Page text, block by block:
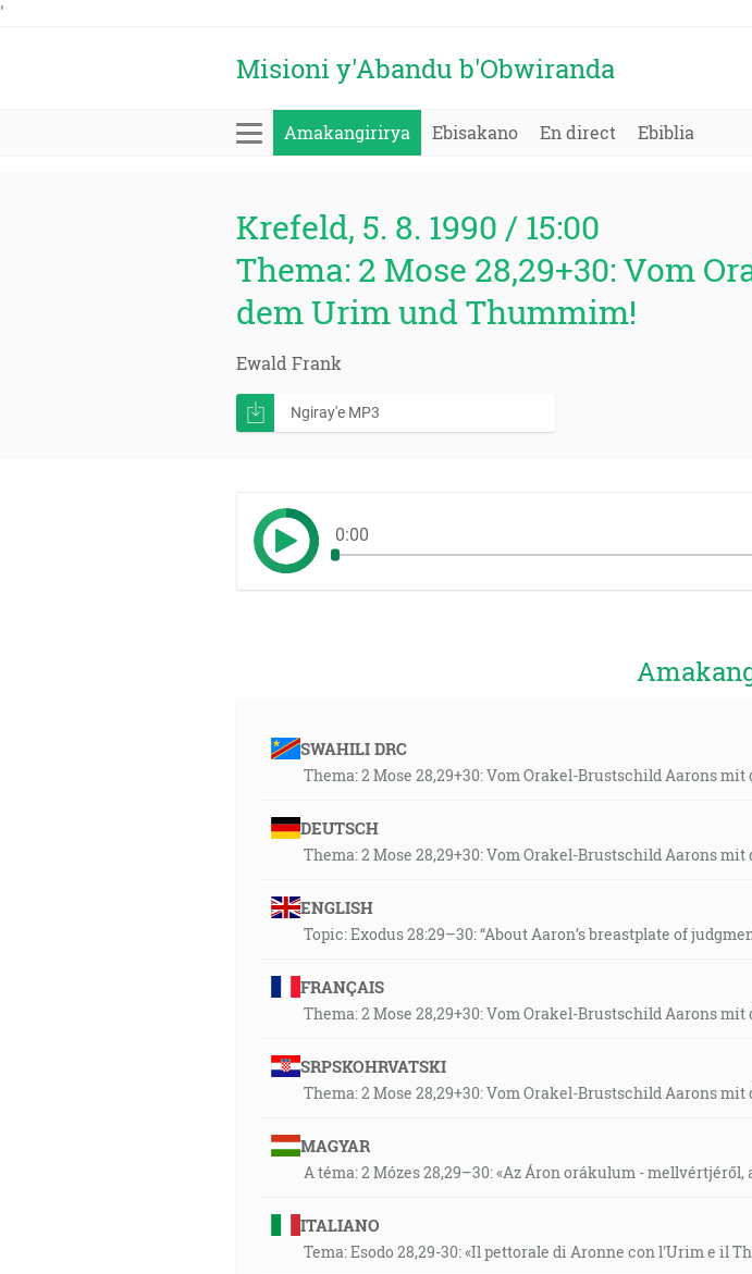
'
Misioni y'Abandu b'Obwiranda
Amakangirirya Ebisakano En direct Ebiblia
Krefeld, 5. 8. 1990 / 15:00
Thema: 2 Mose 28,29+30: Vom
dem Urim und Thummim!
Ewald Frank
Ngiray'e MP3
0:00
SWAHILI DRC
Thema: 2 Mose 28,29+30: Vom Orakel-Brustschild Aarons
DEUTSCH
Thema: 2 Mose 28,29+30: Vom Orakel-Brustschild Aarons
ENGLISH
Topic: Exodus 28:29–30: “About Aaron’s breastplate of
FRANÇAIS
Thema: 2 Mose 28,29+30: Vom Orakel-Brustschild Aarons
SRPSKOHRVATSKI
Thema: 2 Mose 28,29+30: Vom Orakel-Brustschild Aarons
MAGYAR
A téma: 2 Mózes 28,29–30: «Az Áron orákulum -
ITALIANO
Tema: Esodo 28,29-30: «Il pettorale di Aronne con l'Urim e il